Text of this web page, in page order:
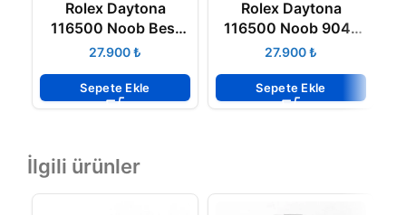
Rolex Daytona
116500 Noob Best
Edition 904L Case
Dial
₺
Sepete Ekle
Rolex Daytona
116500 Noob 904L
Case and Bracelet
4130 ETA
₺
Sepete Ekle
İlgili ürünler